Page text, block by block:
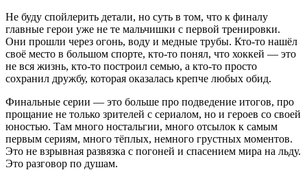
Не буду спойлерить детали, но суть в том, что к финалу
главные герои уже не те мальчишки с первой тренировки.
Они прошли через огонь, воду и медные трубы. Кто-то нашёл
своё место в большом спорте, кто-то понял, что хоккей — это
не вся жизнь, кто-то построил семью, а кто-то просто
сохранил дружбу, которая оказалась крепче любых обид.
Финальные серии — это больше про подведение итогов, про
прощание не только зрителей с сериалом, но и героев со своей
юностью. Там много ностальгии, много отсылок к самым
первым сериям, много тёплых, немного грустных моментов.
Это не взрывная развязка с погоней и спасением мира на льду.
Это разговор по душам.